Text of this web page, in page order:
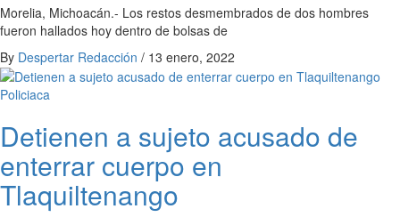
Morelia, Michoacán.- Los restos desmembrados de dos hombres
fueron hallados hoy dentro de bolsas de
By Despertar Redacción / 13 enero, 2022
Policiaca
Detienen a sujeto acusado de
enterrar cuerpo en
Tlaquiltenango